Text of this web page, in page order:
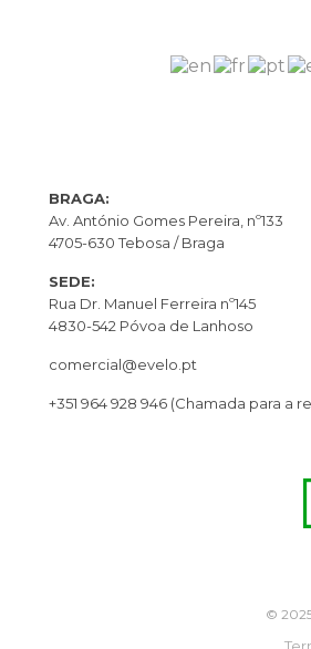
BRAGA:
Av. António Gomes Pereira, nº133
4705-630 Tebosa / Braga
SEDE:
Rua Dr. Manuel Ferreira nº145
4830-542 Póvoa de Lanhoso
comercial@evelo.pt
+351 964 928 946 (Chamada para a
©